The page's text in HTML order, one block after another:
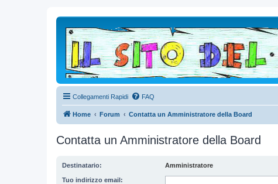
Collegamenti Rapidi FAQ
Home Forum Contatta un Amministratore della Board
Contatta un Amministratore della Board
Destinatario: Amministratore
Tuo indirizzo email: